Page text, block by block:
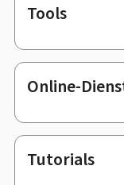
Footer
Tools
Online-
Tutorials